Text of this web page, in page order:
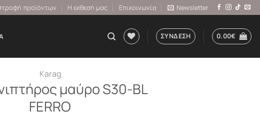
προϊόντων Η εκθεσή μας Επικοινωνία Newsletter
ΣΎΝΔΕΣΗ 0.00€
Karag
μαύρο S30-BL
FERRO